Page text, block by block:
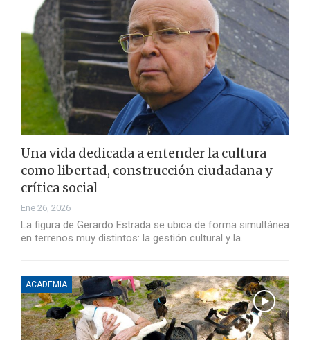
Una vida dedicada a entender la cultura
como libertad, construcción ciudadana y
crítica social
Ene 26, 2026
La figura de Gerardo Estrada se ubica de forma simultánea
en terrenos muy distintos: la gestión cultural y la…
ACADEMIA